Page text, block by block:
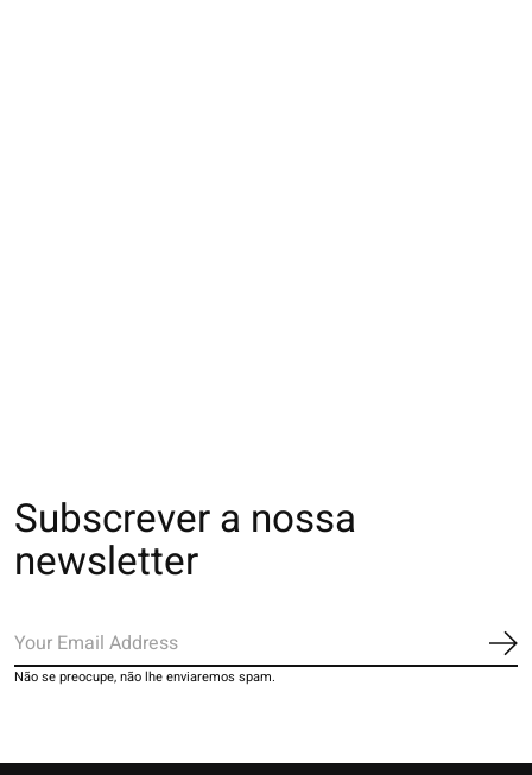
Subscrever a nossa
newsletter
Não se preocupe, não lhe enviaremos spam.